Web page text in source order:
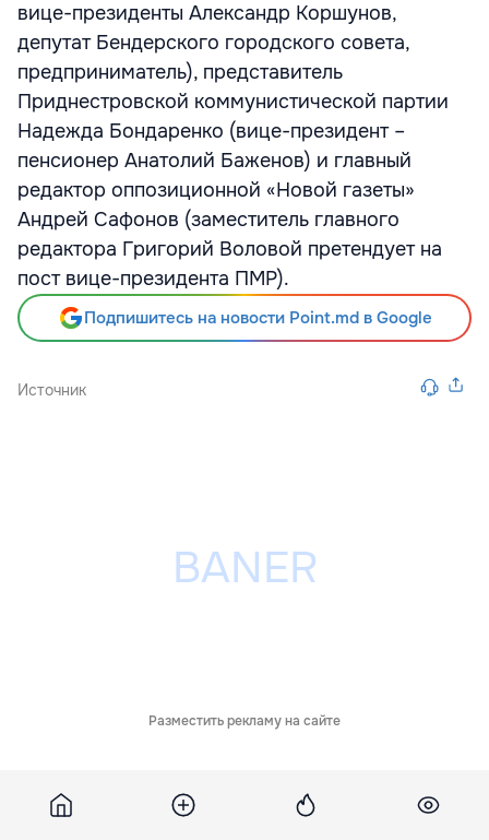
вице-президенты Александр Коршунов,
депутат Бендерского городского совета,
предприниматель), представитель
Приднестровской коммунистической партии
Надежда Бондаренко (вице-президент –
пенсионер Анатолий Баженов) и главный
редактор оппозиционной «Новой газеты»
Андрей Сафонов (заместитель главного
редактора Григорий Воловой претендует на
пост вице-президента ПМР).
Подпишитесь на новости Point.md в Google
Источник
Разместить рекламу на сайте
Похожие новости